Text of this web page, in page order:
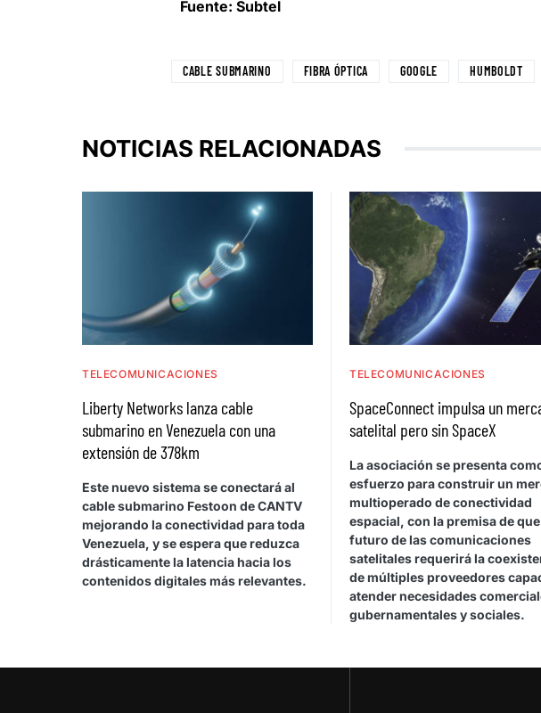
Fuente: Subtel
CABLE SUBMARINO FIBRA ÓPTICA GOOGLE HUMBOLDT
NOTICIAS RELACIONADAS
TELECOMUNICACIONES
Liberty Networks lanza cable
submarino en Venezuela con una
extensión de 378km
Este nuevo sistema se conectará al
cable submarino Festoon de CANTV
mejorando la conectividad para toda
Venezuela, y se espera que reduzca
drásticamente la latencia hacia los
contenidos digitales más relevantes.
TELECOMUNICACIONES
SpaceConnect impulsa un
satelital pero sin SpaceX
La asociación se presenta
esfuerzo para construir un
multioperado de conectividad
espacial, con la premisa de que
futuro de las comunicaciones
satelitales requerirá la
de múltiples proveedores
atender necesidades
gubernamentales y sociales.